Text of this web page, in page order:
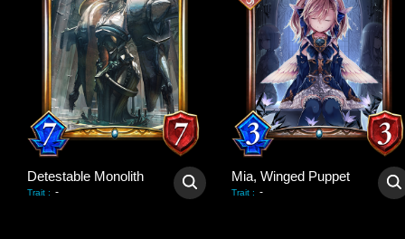
Detestable Monolith
Trait : -
Mia, Winged Puppet
Trait : -